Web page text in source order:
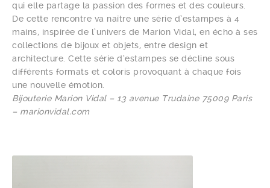
qui elle partage la passion des formes et des couleurs.
De cette rencontre va naître une série d’estampes à 4
mains, inspirée de l’univers de Marion Vidal, en écho à ses
collections de bijoux et objets, entre design et
architecture. Cette série d’estampes se décline sous
différents formats et coloris provoquant à chaque fois
une nouvelle émotion.
Bijouterie Marion Vidal – 13 avenue Trudaine 75009 Paris
– marionvidal.com